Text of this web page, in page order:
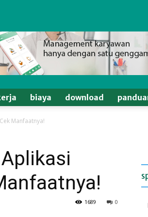
biaya download
Manfaatnya!
0
1689